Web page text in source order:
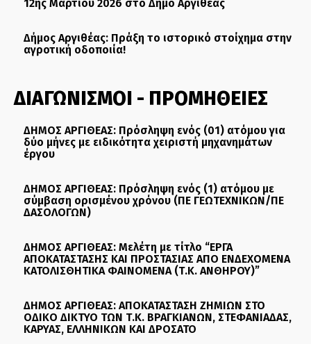
12ης Μαρτίου 2026 στο Δήμο Αργιθέας
Δήμος Αργιθέας: Πράξη το ιστορικό στοίχημα στην
αγροτική οδοποιία!
ΔΙΑΓΩΝΙΣΜΟΙ - ΠΡΟΜΗΘΕΙΕΣ
ΔΗΜΟΣ ΑΡΓΙΘΕΑΣ: Πρόσληψη ενός (01) ατόμου για
δύο μήνες με ειδικότητα χειριστή μηχανημάτων
έργου
ΔΗΜΟΣ ΑΡΓΙΘΕΑΣ: Πρόσληψη ενός (1) ατόμου με
σύμβαση ορισμένου χρόνου (ΠΕ ΓΕΩΤΕΧΝΙΚΩΝ/ΠΕ
ΔΑΣΟΛΟΓΩΝ)
ΔΗΜΟΣ ΑΡΓΙΘΕΑΣ: Μελέτη με τίτλο “ΕΡΓΑ
ΑΠΟΚΑΤΑΣΤΑΣΗΣ ΚΑΙ ΠΡΟΣΤΑΣΙΑΣ ΑΠΟ ΕΝΔΕΧΟΜΕΝΑ
ΚΑΤΟΛΙΣΘΗΤΙΚΑ ΦΑΙΝΟΜΕΝΑ (Τ.Κ. ΑΝΘΗΡΟΥ)”
ΔΗΜΟΣ ΑΡΓΙΘΕΑΣ: ΑΠΟΚΑΤΑΣΤΑΣΗ ΖΗΜΙΩΝ ΣΤΟ
ΟΔΙΚΟ ΔΙΚΤΥΟ ΤΩΝ Τ.Κ. ΒΡΑΓΚΙΑΝΩΝ, ΣΤΕΦΑΝΙΑΔΑΣ,
ΚΑΡΥΑΣ, ΕΛΛΗΝΙΚΩΝ ΚΑΙ ΔΡΟΣΑΤΟ